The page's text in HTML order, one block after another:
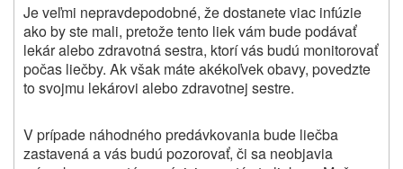
Je veľmi nepravdepodobné, že dostanete viac infúzie
ako by ste mali, pretože tento liek vám bude podávať
lekár alebo zdravotná sestra, ktorí vás budú monitorovať
počas liečby. Ak však máte akékoľvek obavy, povedzte
to svojmu lekárovi alebo zdravotnej sestre.
V prípade náhodného predávkovania bude liečba
zastavená a vás budú pozorovať, či sa neobjavia